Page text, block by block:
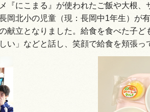
『にこまる』が使われたご飯や大根
岡北小の児童（現：長岡中1年生）が
献立となりました。給食を食べた子
い」などと話し、笑顔で給食を頬張っ